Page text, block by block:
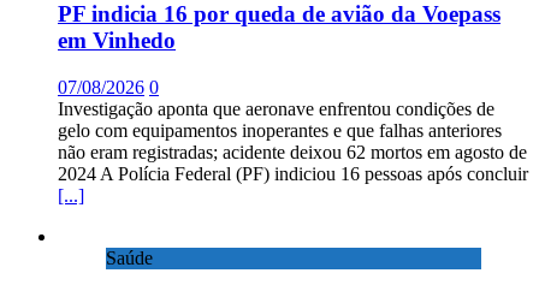
PF indicia 16 por queda de avião da Voepass
em Vinhedo
07/08/2026 0
Investigação aponta que aeronave enfrentou condições de
gelo com equipamentos inoperantes e que falhas anteriores
não eram registradas; acidente deixou 62 mortos em agosto de
2024 A Polícia Federal (PF) indiciou 16 pessoas após concluir
[...]
Saúde